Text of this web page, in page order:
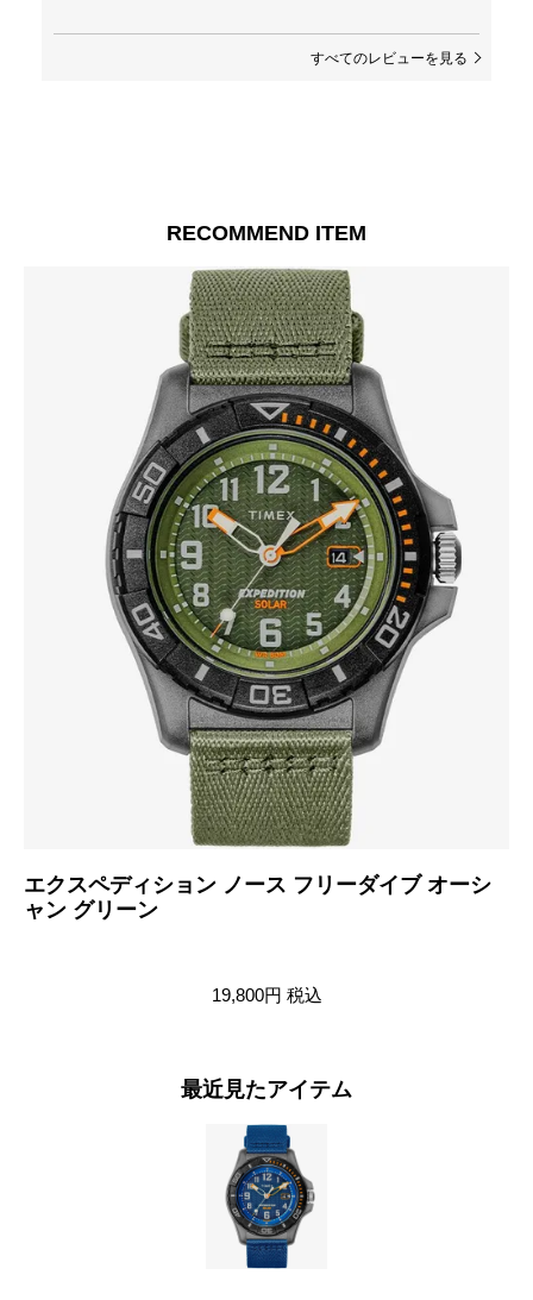
すべてのレビューを見る
RECOMMEND ITEM
エクスペディション ノース フリーダイブ オーシ
ャン グリーン
19,800円 税込
最近見たアイテム